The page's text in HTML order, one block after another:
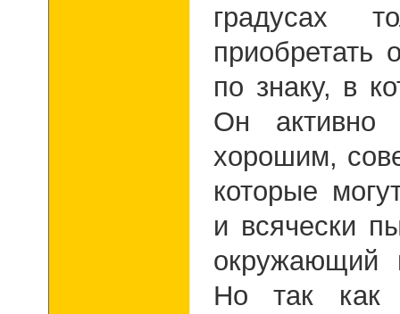
градусах
приобретать
по знаку, в
Он активно
хорошим,
которые
и всячески
окружающий
Но так